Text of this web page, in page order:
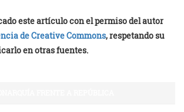
este artículo con el permiso del autor
de Creative Commons, respetando su
en otras fuentes.